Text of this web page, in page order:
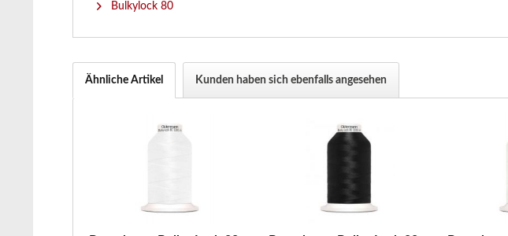
Bulkylock 80
Ähnliche Artikel Kunden haben sich ebenfalls angesehen